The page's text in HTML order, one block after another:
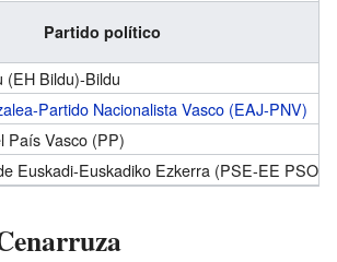
Partido político
(EH Bildu)-Bildu
Partido Nacionalista Vasco (EAJ-PNV)
País Vasco (PP)
Euskadi-Euskadiko Ezkerra (PSE-EE PSOE)